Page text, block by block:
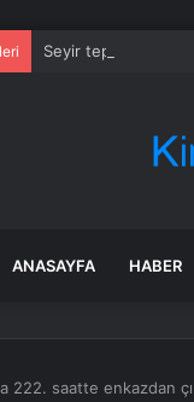
Seyir tepesinde 3
ANASAYFA HABER
222. saatte enkazdan